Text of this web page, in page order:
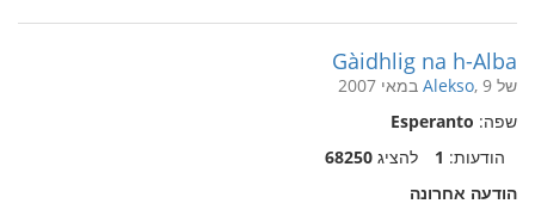
Gàidhlig na h-Alba
של Alekso, 9 במאי 2007
שפה: Esperanto
הודעות: 1 להציג 68250
הודעה אחרונה